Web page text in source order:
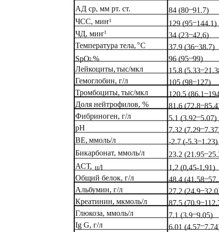
АД ср, мм рт. ст.
84 (80–91.7)
ЧСС, мин-1 129 (95–144.1)
ЧД, мин-1 34 (23–42,6)
Температура тела, оС 37.9 (36–38.7)
SpO2, % 96 (95–99)
Лейкоциты,тыс/мкл 15.8 (5.33–
Гемоглобин, г/л
105 (98–127)
Тромбоциты, тыс/мкл 120.5 (86.1–
Доля нейтрофилов, % 81.6 (72.8–
Фибриноген, г/л
5.1 (3.92–5.07)
рН
7.32 (7.29–
ВЕ, ммоль/л -2.7 (-5.3–1.23)
Бикарбонат, ммоль/л
23.2 (21.95–
АСТ, u/l
1,2 (0,45-1,91)
Общий белок, г/л
48.4 (41.58–
Альбумин, г/л
27.2 (24.9–
Креатинин, мкмоль/л
87.5 (70.9–
Глюкоза, ммоль/л
7.1 (3.9–9.05)
Ig G, г/л
6.01 (4.57–